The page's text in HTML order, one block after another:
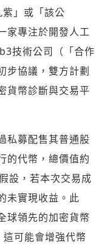
紫」或「該公
家專注於開發人工
技術公司（「合作
步協議，雙方計劃
貨幣診斷與交易平
私募配售其普通股
的代幣，總價值約
設，若本次交易成
未實現收益。此
球領先的加密貨幣
可能會增強代幣